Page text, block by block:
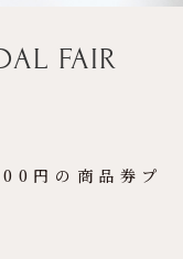
FAIR
円の商品券プ